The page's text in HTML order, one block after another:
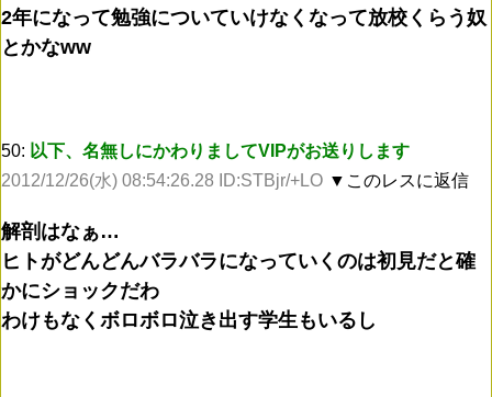
2年になって勉強についていけなくなって放校くらう奴
とかなww
50: 以下、名無しにかわりましてVIPがお送りします
2012/12/26(水) 08:54:26.28 ID:STBjr/+LO ▼このレスに返信
解剖はなぁ…
ヒトがどんどんバラバラになっていくのは初見だと確
かにショックだわ
わけもなくボロボロ泣き出す学生もいるし